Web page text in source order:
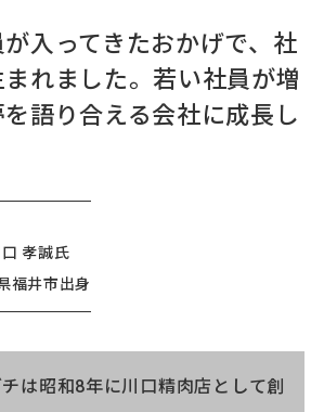
入ってきたおかげで、社
れました。若い社員が増
語り合える会社に成長し
孝誠氏
福井市出身
は昭和8年に川口精肉店として創